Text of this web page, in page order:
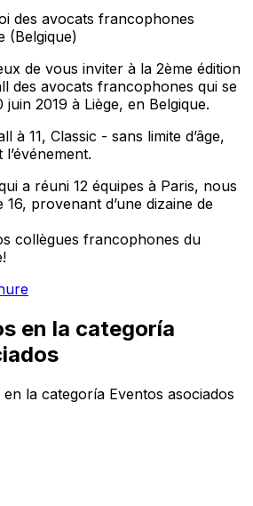
des avocats francophones
(Belgique)
de vous inviter à la 2ème édition
des avocats francophones qui se
2019 à Liège, en Belgique.
à 11, Classic - sans limite d’âge,
a réuni 12 équipes à Paris, nous
provenant d’une dizaine de
collègues francophones du
en la categoría
la categoría Eventos asociados